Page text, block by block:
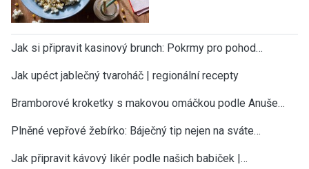
Jak si připravit kasinový brunch: Pokrmy pro pohod…
Jak upéct jablečný tvaroháč | regionální recepty
Bramborové kroketky s makovou omáčkou podle Anuše…
Plněné vepřové žebírko: Báječný tip nejen na sváte…
Jak připravit kávový likér podle našich babiček |…